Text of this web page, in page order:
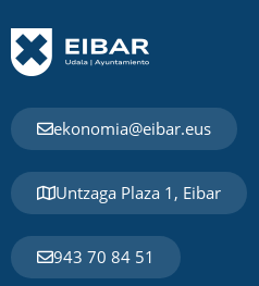
ekonomia@eibar.eus
Untzaga Plaza 1, Eibar
943 70 84 51